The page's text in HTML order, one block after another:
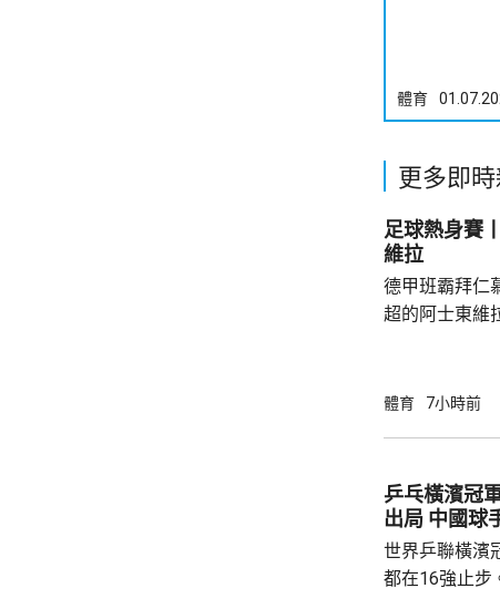
體育
更多即時
足球熱身賽
維拉
德甲班霸拜仁
超的阿士東維
射，貼柱出底
路開出罰球，
局。維拉上半
半場初段，維
體育 7小時前
乒乓橫濱冠
出局 中
世界乒聯橫濱
都在16強止步